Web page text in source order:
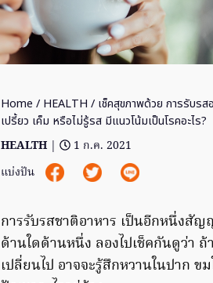
Home / HEALTH / เช็คสุขภาพด้วย การรับรส
เปรี้ยว เค็ม หรือไม่รู้รส มีแนวโน้มเป็นโรคอะไร?
HEALTH |
1 ก.ค. 2021
แบ่งปัน
การรับรสชาติอาหาร เป็นอีกหนึ่งสั
ด้านใดด้านหนึ่ง ลองไปเช็คกันดูว่า
เปลี่ยนไป อาจจะรู้สึกหวานในปาก